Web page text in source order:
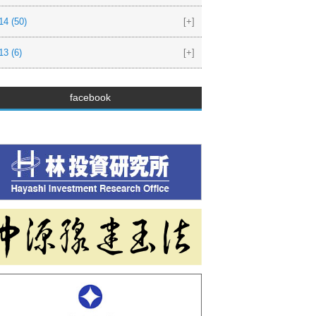
[+]
(50)
[+]
(6)
facebook